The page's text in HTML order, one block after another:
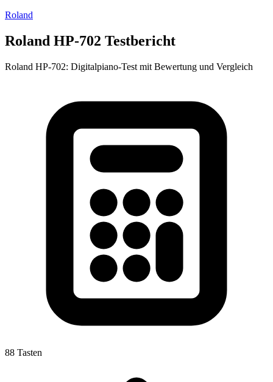
Roland
Roland HP-702 Testbericht
Roland HP-702: Digitalpiano-Test mit Bewertung und Vergleich
88 Tasten